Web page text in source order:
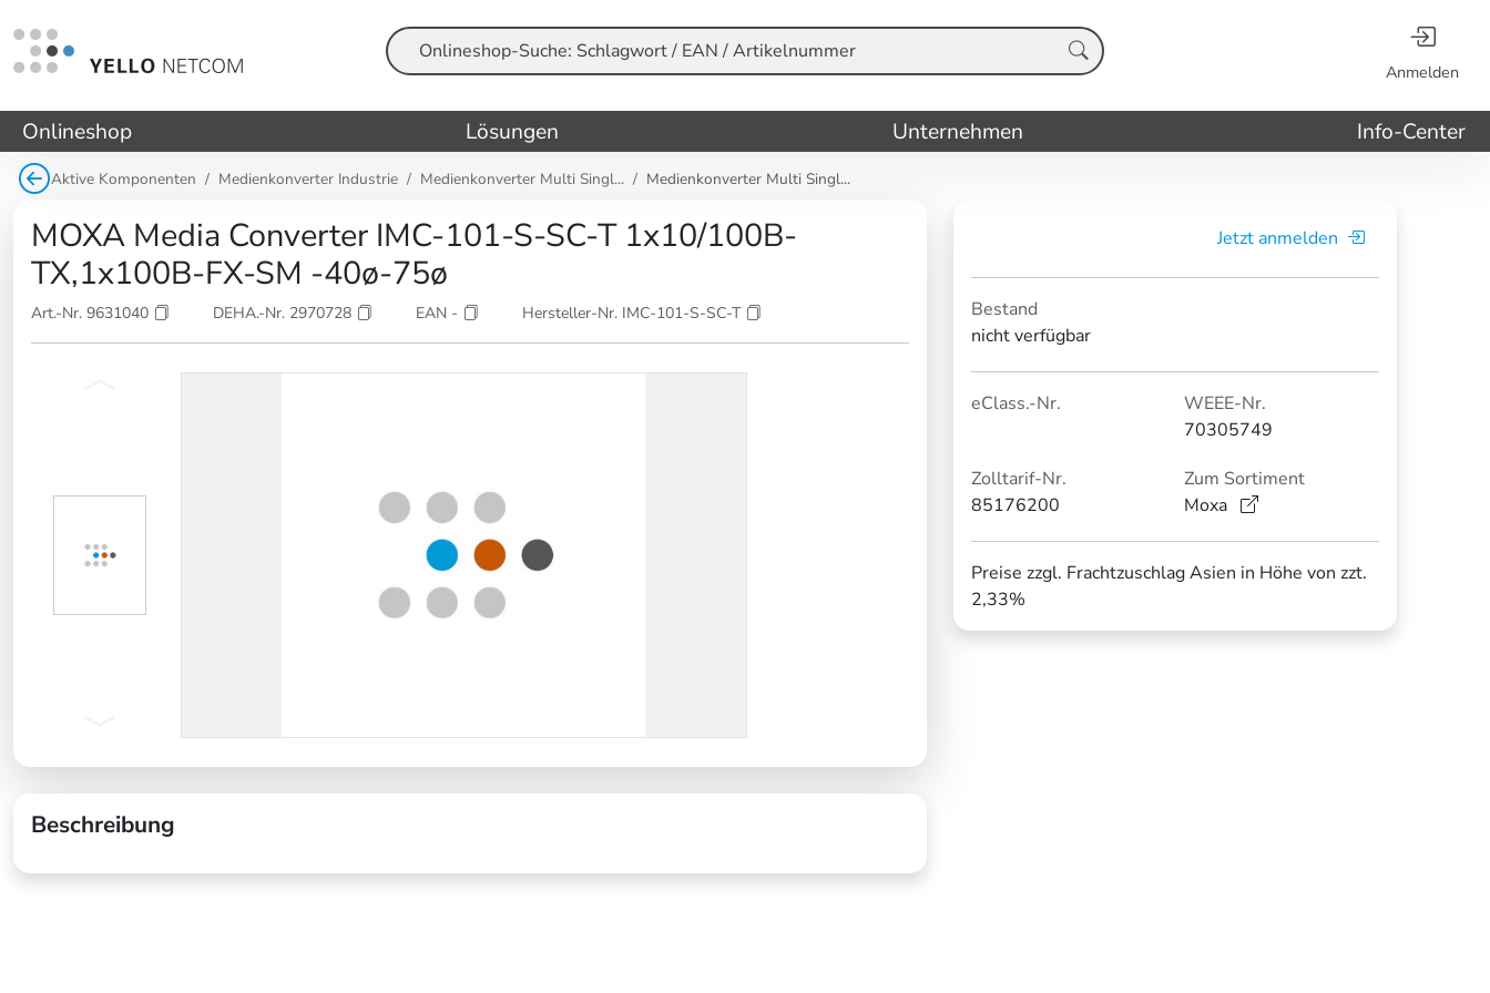
Suche Anmelden
Onlineshop Lösungen Unternehmen Info-Center
Aktive Komponenten Medienkonverter Industrie Medienkonverter Multi Singl... Medienkonverter Multi Singl...
MOXA Media Converter IMC-101-S-SC-T 1x10/100B-
TX,1x100B-FX-SM -40ø-75ø
Art.-Nr. 9631040 DEHA.-Nr. 2970728 EAN - Hersteller-Nr. IMC-101-S-SC-T
Beschreibung
Jetzt anmelden
Bestand
nicht verfügbar
eClass.-Nr.
WEEE-Nr.
70305749
Zolltarif-Nr.
85176200
Zum Sortiment
Moxa
Preise zzgl. Frachtzuschlag Asien in Höhe von zzt.
2,33%